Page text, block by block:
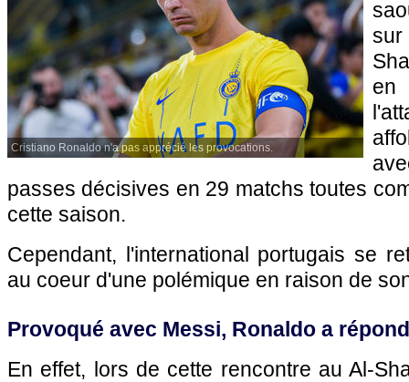
Cristiano Ronaldo n'a pas apprécié les provocations.
en
passes décisives en 29 matchs toutes
cette saison.
Cependant, l'international portugais se
au coeur d'une polémique en raison de
Provoqué avec Messi, Ronaldo a
En effet, lors de cette rencontre au Al-